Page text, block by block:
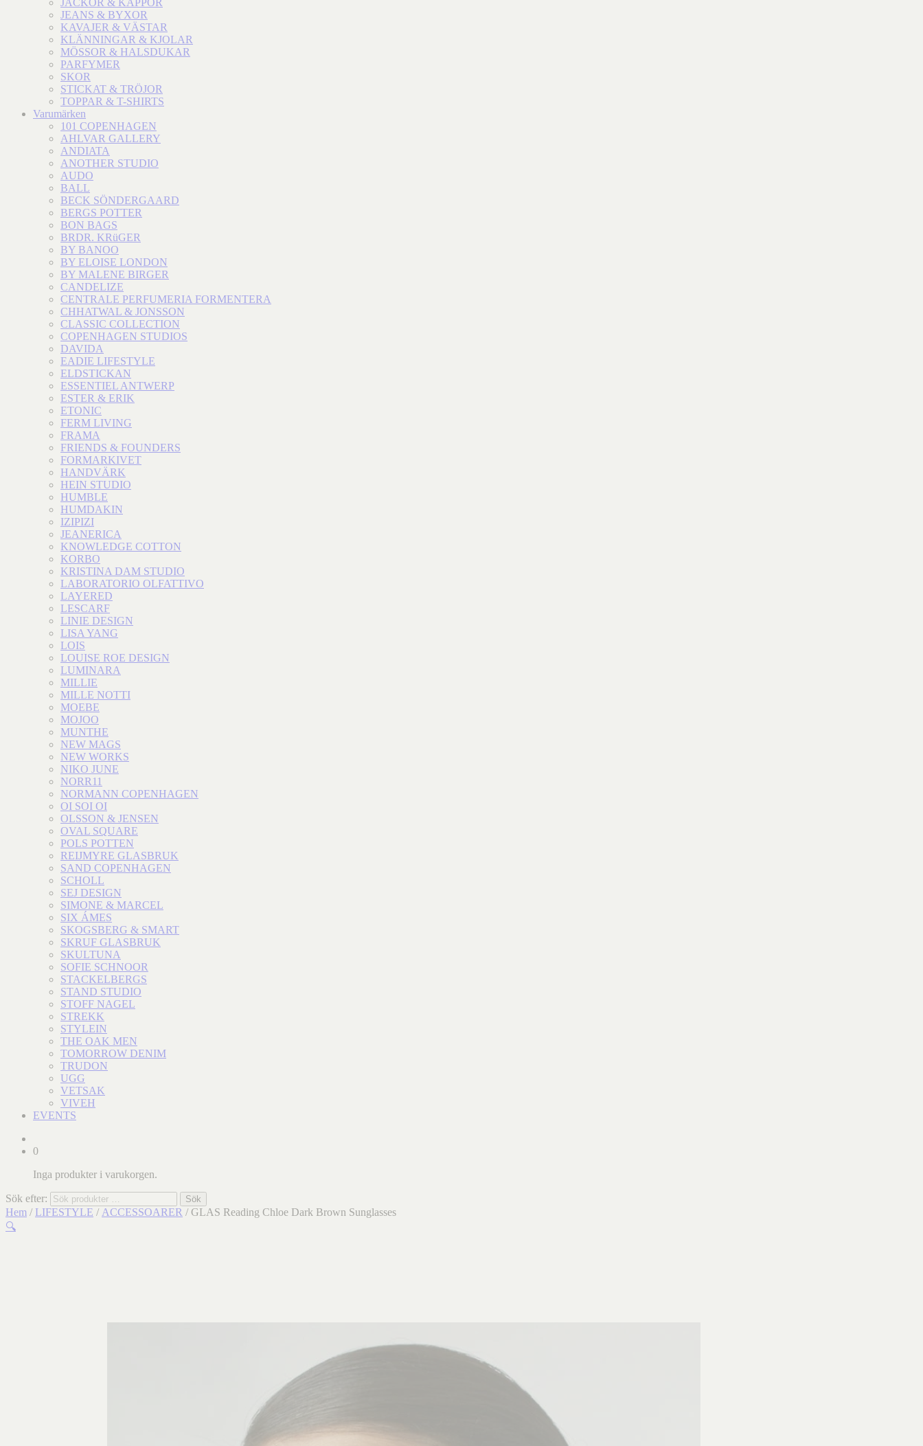
JACKOR & KAPPOR
JEANS & BYXOR
KAVAJER & VÄSTAR
KLÄNNINGAR & KJOLAR
MÖSSOR & HALSDUKAR
PARFYMER
SKOR
STICKAT & TRÖJOR
TOPPAR & T-SHIRTS
Varumärken
101 COPENHAGEN
AHLVAR GALLERY
ANDIATA
ANOTHER STUDIO
AUDO
BALL
BECK SÖNDERGAARD
BERGS POTTER
BON BAGS
BRDR. KRüGER
BY BANOO
BY ELOISE LONDON
BY MALENE BIRGER
CANDELIZE
CENTRALE PERFUMERIA FORMENTERA
CHHATWAL & JONSSON
CLASSIC COLLECTION
COPENHAGEN STUDIOS
DAVIDA
EADIE LIFESTYLE
ELDSTICKAN
ESSENTIEL ANTWERP
ESTER & ERIK
ETONIC
FERM LIVING
FRAMA
FRIENDS & FOUNDERS
FORMARKIVET
HANDVÄRK
HEIN STUDIO
HUMBLE
HUMDAKIN
IZIPIZI
JEANERICA
KNOWLEDGE COTTON
KORBO
KRISTINA DAM STUDIO
LABORATORIO OLFATTIVO
LAYERED
LESCARF
LINIE DESIGN
LISA YANG
LOIS
LOUISE ROE DESIGN
LUMINARA
MILLIE
MILLE NOTTI
MOEBE
MOJOO
MUNTHE
NEW MAGS
NEW WORKS
NIKO JUNE
NORR11
NORMANN COPENHAGEN
OI SOI OI
OLSSON & JENSEN
OVAL SQUARE
POLS POTTEN
REIJMYRE GLASBRUK
SAND COPENHAGEN
SCHOLL
SEJ DESIGN
SIMONE & MARCEL
SIX ÁMES
SKOGSBERG & SMART
SKRUF GLASBRUK
SKULTUNA
SOFIE SCHNOOR
STACKELBERGS
STAND STUDIO
STOFF NAGEL
STREKK
STYLEIN
THE OAK MEN
TOMORROW DENIM
TRUDON
UGG
VETSAK
VIVEH
EVENTS
0
Inga produkter i varukorgen.
Sök efter: Sök
Hem / LIFESTYLE / ACCESSOARER / GLAS Reading Chloe Dark Brown Sunglasses
🔍